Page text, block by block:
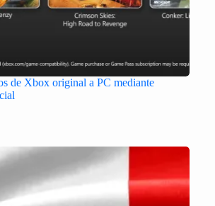
de Xbox original a PC mediante